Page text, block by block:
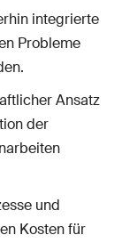
integrierte
Probleme
Ansatz
der
und
Kosten für